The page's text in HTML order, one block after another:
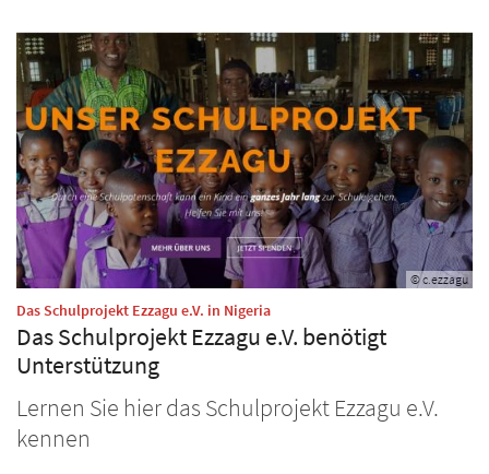
© c.ezzagu
Das Schulprojekt Ezzagu e.V. in Nigeria:
Das Schulprojekt Ezzagu e.V. benötigt
Unterstützung
Lernen Sie hier das Schulprojekt Ezzagu e.V.
kennen